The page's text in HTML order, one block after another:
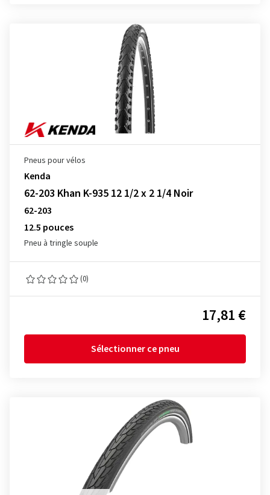
Pneus pour vélos
Kenda
62-203 Khan K-935 12 1/2 x 2 1/4 Noir
62-203
12.5 pouces
Pneu à tringle souple
(0)
17,81 €
Sélectionner ce pneu